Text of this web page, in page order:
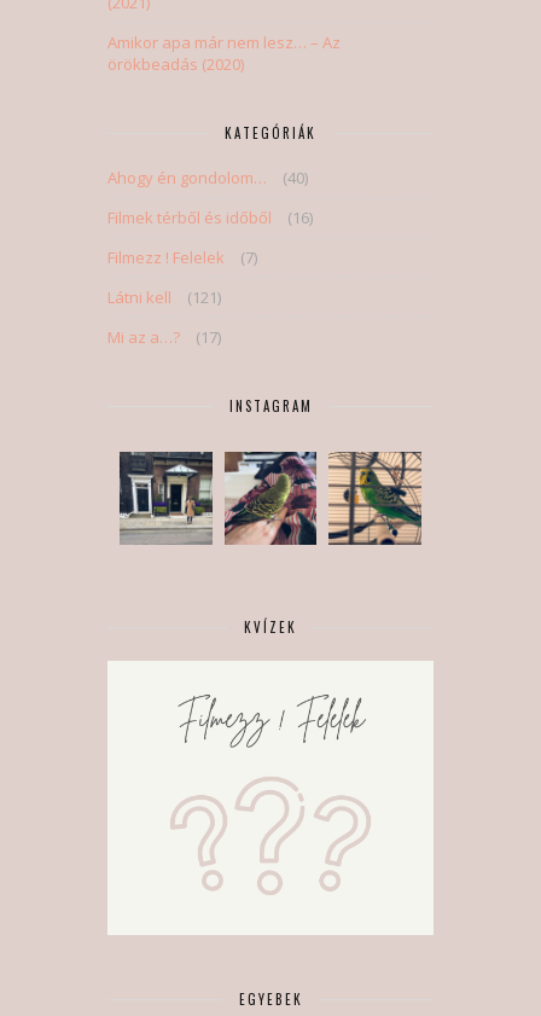
Amikor apa már nem lesz… – Az
örökbeadás (2020)
KATEGÓRIÁK
Ahogy én gondolom…
(40)
Filmek térből és időből
(16)
Filmezz ! Felelek
(7)
Látni kell
(121)
Mi az a…?
(17)
INSTAGRAM
KVÍZEK
EGYEBEK